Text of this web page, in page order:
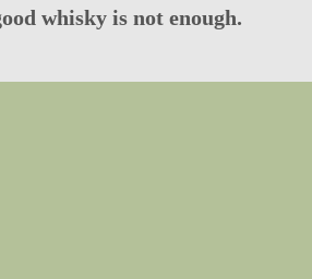
whisky is not enough.